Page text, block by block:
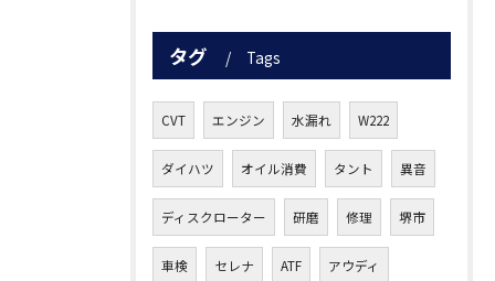
タグ Tags
CVT エンジン 水漏れ W222
ダイハツ オイル消費 タント 異音
ディスクローター 研磨 修理 堺市
車検 セレナ ATF アウディ